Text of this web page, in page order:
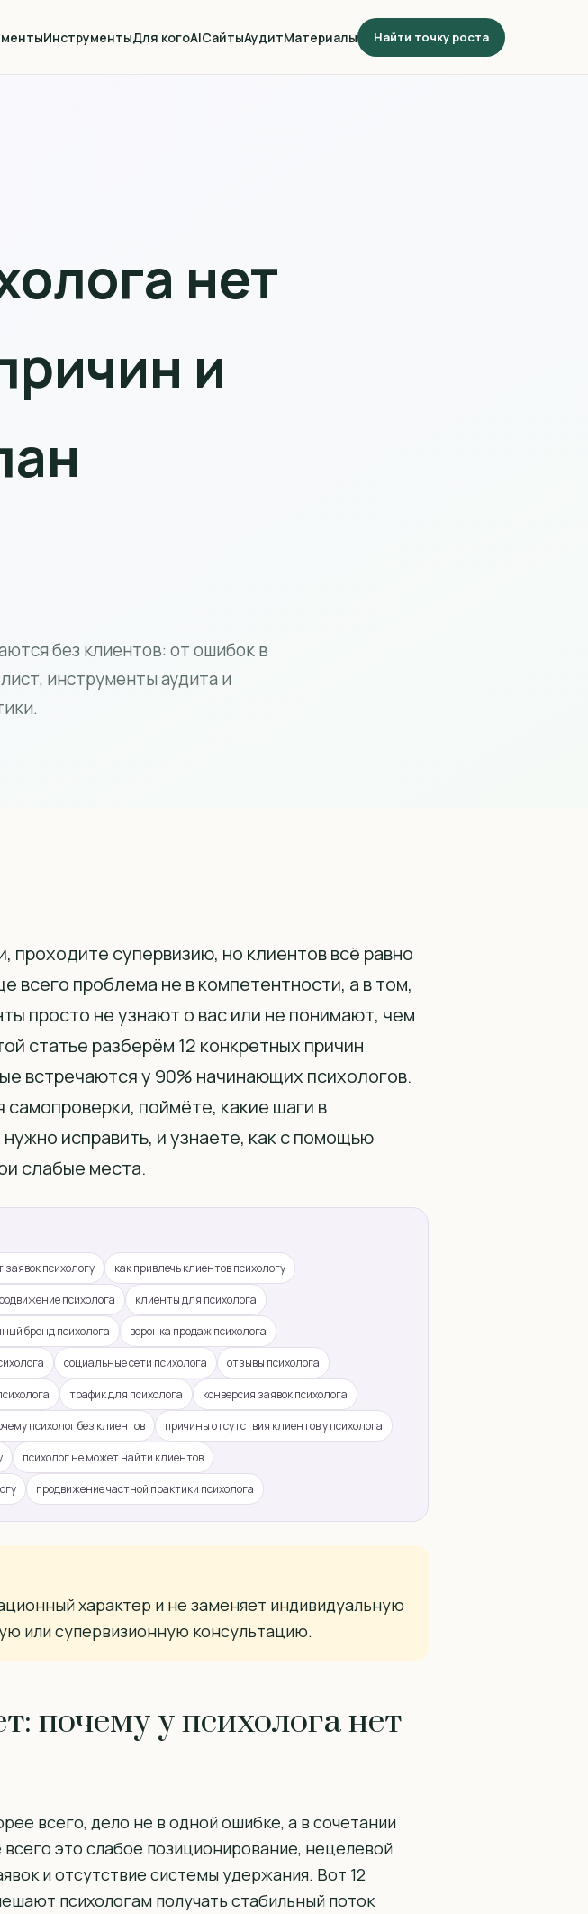
ИнструментыДля когоAIСайтыАудитМатериалы Найти точку роста
нет
и
без клиентов: от ошибок в
инструменты аудита и
проходите супервизию, но клиентов всё равно
всего проблема не в компетентности, а в том,
просто не узнают о вас или не понимают, чем
статье разберём 12 конкретных причин
встречаются у 90% начинающих психологов.
поймёте, какие шаги в
исправить, и узнаете, как с помощью
слабые места.
заявок психологу как привлечь клиентов психологу
психолога клиенты для психолога
бренд психолога воронка продаж психолога
социальные сети психолога отзывы психолога
трафик для психолога конверсия заявок психолога
психолог без клиентов причины отсутствия клиентов у психолога
психолог не может найти клиентов
продвижение частной практики психолога
характер и не заменяет индивидуальную
или супервизионную консультацию.
почему у психолога нет
всего, дело не в одной ошибке, а в сочетании
это слабое позиционирование, нецелевой
и отсутствие системы удержания. Вот 12
психологам получать стабильный поток